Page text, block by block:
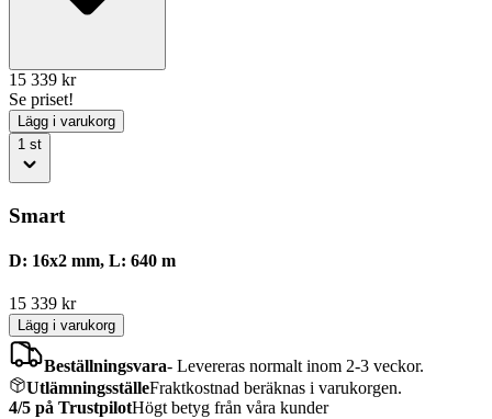
15 339 kr
Se priset!
Lägg i varukorg
1 st
Smart
D: 16x2 mm, L: 640 m
15 339 kr
Lägg i varukorg
Beställningsvara- Levereras normalt inom 2-3 veckor.
UtlämningsställeFraktkostnad beräknas i varukorgen.
4/5 på TrustpilotHögt betyg från våra kunder